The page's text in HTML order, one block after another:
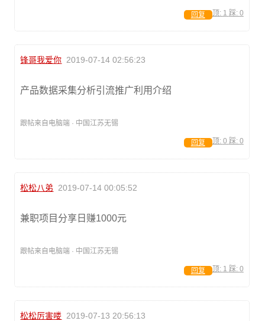
顶: 1 踩: 0
回复
锋哥我爱你 2019-07-14 02:56:23
产品数据采集分析引流推广利用介绍
跟帖来自电脑端 · 中国江苏无锡
顶: 0 踩: 0
回复
松松八弟 2019-07-14 00:05:52
兼职项目分享日赚1000元
跟帖来自电脑端 · 中国江苏无锡
顶: 1 踩: 0
回复
松松厉害喽 2019-07-13 20:56:13